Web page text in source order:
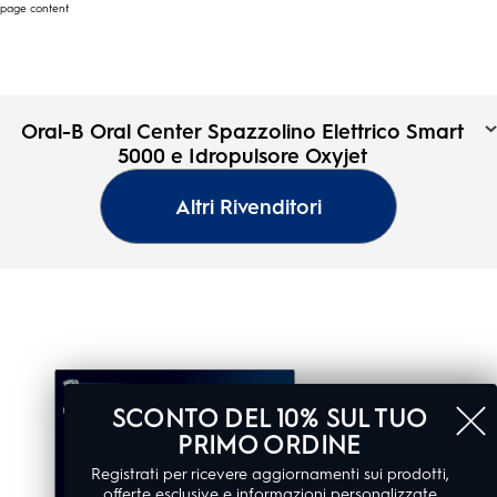
page content
Oral-B Oral Center Spazzolino Elettrico Smart
5000 e Idropulsore Oxyjet
Altri Rivenditori
Oral-B Oral Center
Spazzolino Elettrico Smart
5000 e Idropulsore Oxyjet
2.8 (6)
SCONTO DEL 10% SUL TUO
PRIMO ORDINE
Registrati per ricevere aggiornamenti sui prodotti,